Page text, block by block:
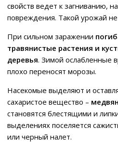
свойств ведет к загниванию,
повреждения. Такой урожай
При сильном заражении
травянистые растения и
деревья. Зимой ослабленные
плохо переносят морозы.
Насекомые выделяют и
сахаристое вещество –
становятся блестящими и
выделениях поселяется
или черный налет.